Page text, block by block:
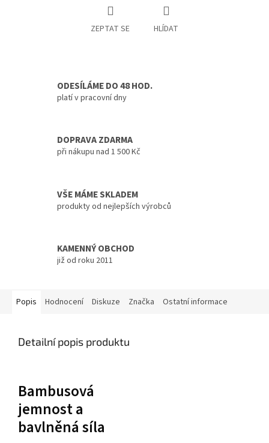
ZEPTAT SE HLÍDAT
ODESÍLÁME DO 48 HOD.
platí v pracovní dny
DOPRAVA ZDARMA
při nákupu nad 1 500 Kč
VŠE MÁME SKLADEM
produkty od nejlepších výrobců
KAMENNÝ OBCHOD
již od roku 2011
Popis Hodnocení Diskuze Značka Ostatní informace
Detailní popis produktu
Bambusová
jemnost a
bavlněná síla